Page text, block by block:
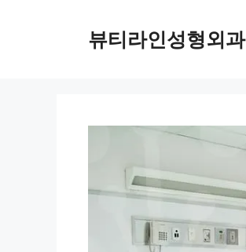
뷰티라인성형외과